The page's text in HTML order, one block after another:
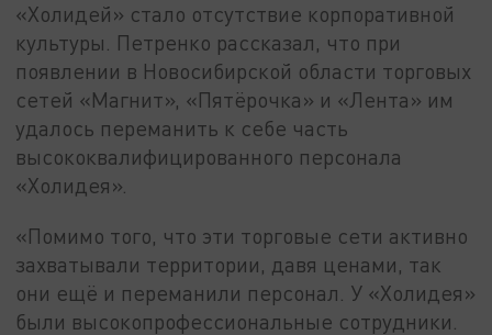
«Холидей» стало отсутствие корпоративной
культуры. Петренко рассказал, что при
появлении в Новосибирской области торговых
сетей «Магнит», «Пятёрочка» и «Лента» им
удалось переманить к себе часть
высококвалифицированного персонала
«Холидея».
«Помимо того, что эти торговые сети активно
захватывали территории, давя ценами, так
они ещё и переманили персонал. У «Холидея»
были высокопрофессиональные сотрудники.